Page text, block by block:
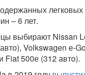
легковых
– 6 лет.
выбирают Nissan
Volkswagen е-
Fiat 500е (312 авто).